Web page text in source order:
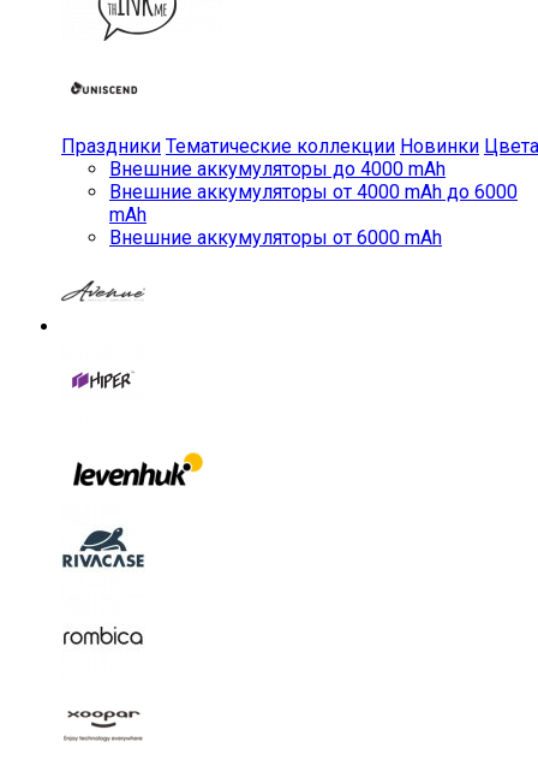
Праздники Тематические коллекции Новинки Цвета
Внешние аккумуляторы до 4000 mAh
Внешние аккумуляторы от 4000 mAh до 6000
mAh
Внешние аккумуляторы от 6000 mAh